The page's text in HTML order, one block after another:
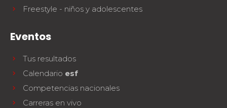
Freestyle - niños y adolescentes
Eventos
Tus resultados
Calendario esf
Competencias nacionales
Carreras en vivo